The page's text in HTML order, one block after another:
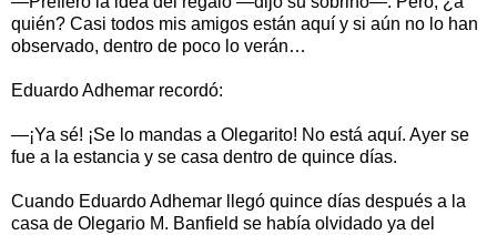
quién? Casi todos mis amigos están aquí y si aún no lo han
observado, dentro de poco lo verán…
Eduardo Adhemar recordó:
—¡Ya sé! ¡Se lo mandas a Olegarito! No está aquí. Ayer se
fue a la estancia y se casa dentro de quince días.
Cuando Eduardo Adhemar llegó quince días después a la
casa de Olegario M. Banfield se había olvidado ya del